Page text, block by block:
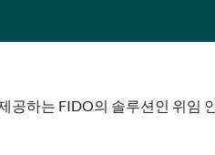
공하는 FIDO의 솔루션인 위임